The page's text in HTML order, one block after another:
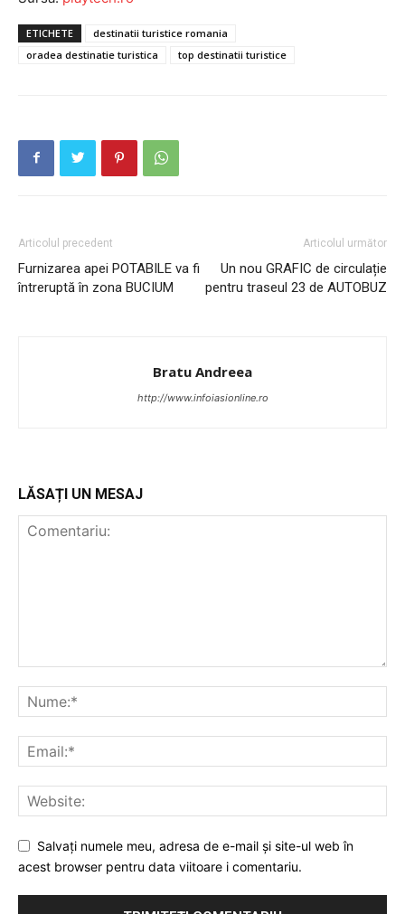
Publică gratuit anunțul tău!
Contact
ETICHETE
destinatii turistice romania
oradea destinatie turistica
top destinatii turistice
Articolul precedent
Furnizarea apei POTABILE va fi
întreruptă în zona BUCIUM
Articolul următor
Un nou GRAFIC de circulație
pentru traseul 23 de AUTOBUZ
Bratu Andreea
http://www.infoiasionline.ro
LĂSAȚI UN MESAJ
Salvați numele meu, adresa de e-mail și site-ul web în
acest browser pentru data viitoare i comentariu.